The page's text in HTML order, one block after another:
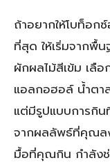
ถ้าอยากให้โบท็อก
ที่สุด ให้เริ่มจากพื้
ผักผลไม้สีเข้ม เลื
แอลกอฮอล์ น้ำตา
แต่มีรูปแบบการกิน
จากผลลัพธ์ที่คุณล
มื้อที่คุณกิน กำลัง